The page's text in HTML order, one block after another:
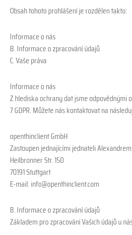
Obsah tohoto prohlášení je rozdělen takto:
Informace o nás
B. Informace o zpracování údajů
C. Vaše práva
Informace o nás
Z hlediska ochrany dat jsme odpovědnými
7 GDPR. Můžete nás kontaktovat na
openthinclient GmbH
Zastoupen jednajícími jednateli
Heilbronner Str. 150
70191 Stuttgart
E-mail: info@openthinclient.com
B. Informace o zpracování údajů
Základem pro zpracování Vašich údajů u